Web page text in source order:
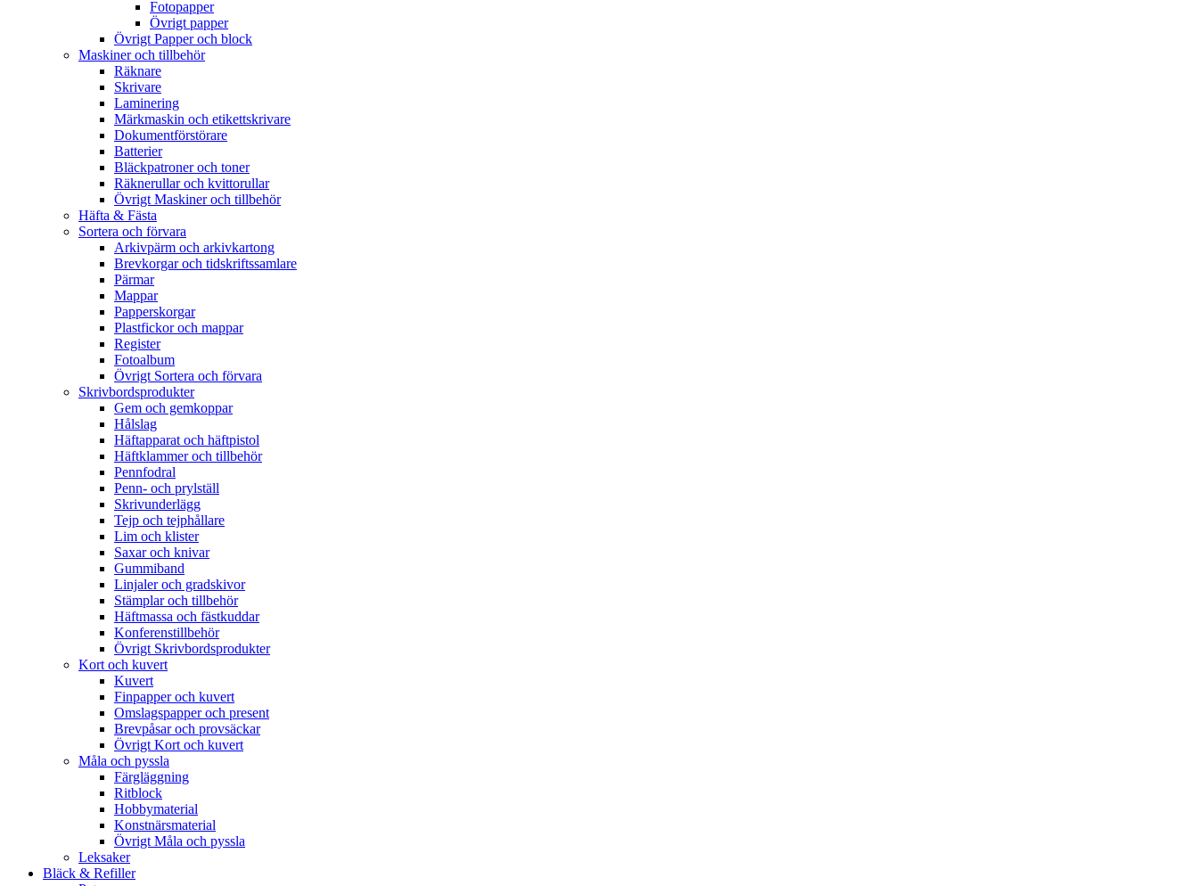
Fotopapper
Övrigt papper
Övrigt Papper och block
Maskiner och tillbehör
Räknare
Skrivare
Laminering
Märkmaskin och etikettskrivare
Dokumentförstörare
Batterier
Bläckpatroner och toner
Räknerullar och kvittorullar
Övrigt Maskiner och tillbehör
Häfta & Fästa
Sortera och förvara
Arkivpärm och arkivkartong
Brevkorgar och tidskriftssamlare
Pärmar
Mappar
Papperskorgar
Plastfickor och mappar
Register
Fotoalbum
Övrigt Sortera och förvara
Skrivbordsprodukter
Gem och gemkoppar
Hålslag
Häftapparat och häftpistol
Häftklammer och tillbehör
Pennfodral
Penn- och prylställ
Skrivunderlägg
Tejp och tejphållare
Lim och klister
Saxar och knivar
Gummiband
Linjaler och gradskivor
Stämplar och tillbehör
Häftmassa och fästkuddar
Konferenstillbehör
Övrigt Skrivbordsprodukter
Kort och kuvert
Kuvert
Finpapper och kuvert
Omslagspapper och present
Brevpåsar och provsäckar
Övrigt Kort och kuvert
Måla och pyssla
Färgläggning
Ritblock
Hobbymaterial
Konstnärsmaterial
Övrigt Måla och pyssla
Leksaker
Bläck & Refiller